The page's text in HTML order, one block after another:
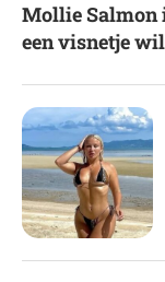
Mollie Salmon
een visnetje